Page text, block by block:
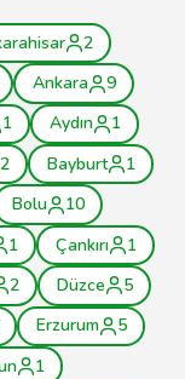
2
Ankara
9
1 Aydın
1
2 Bayburt
1
Bolu
10
1 Çankırı
1
2 Düzce
5
Erzurum
5
1